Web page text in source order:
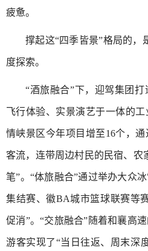
疲惫。
撑起这“四季皆景”格局的，
度探索。
“酒旅融合”下，迎驾集团打
飞行体验、实景演艺于一体的
情峡景区今年项目增至16个，
客流，连带周边村民的民宿、农
笔”。“体旅融合”通过举办大众
集结赛、徽BA城市篮球联赛等
促消”。“交旅融合”随着和襄高
游客实现了“当日往返、周末深